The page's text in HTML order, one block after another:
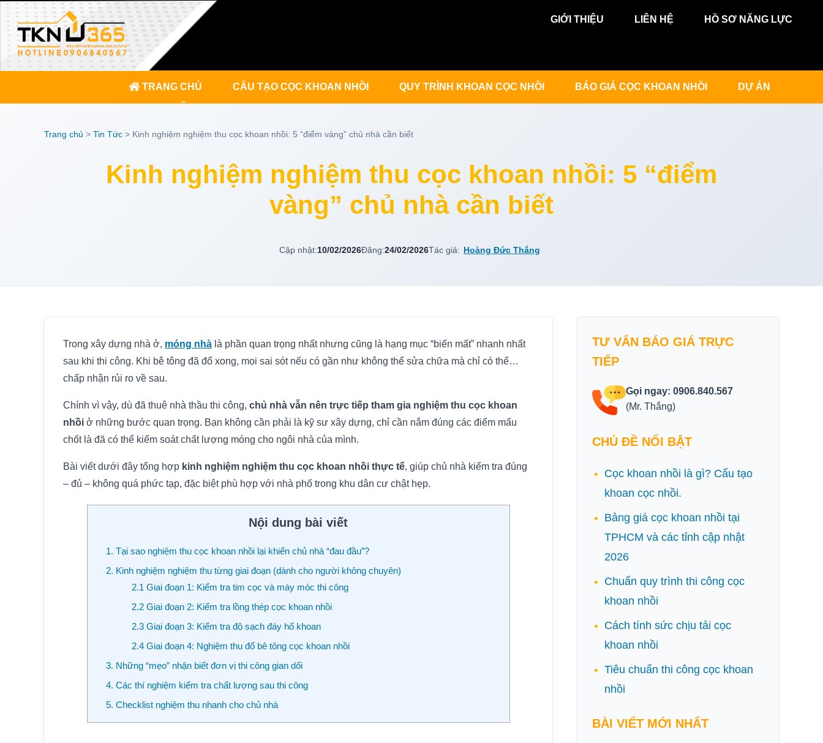
GIỚI THIỆU LIÊN HỆ HỒ SƠ NĂNG LỰC
TRANG CHỦ CẤU TẠO CỌC KHOAN NHỒI QUY TRÌNH KHOAN CỌC NHỒI BÁO GIÁ CỌC KHOAN NHỒI
DỰ ÁN
Trang chủ > Tin Tức > Kinh nghiệm nghiệm thu cọc khoan nhồi: 5 “điểm vàng” chủ nhà cần biết
Kinh nghiệm nghiệm thu cọc khoan nhồi: 5 “điểm
vàng” chủ nhà cần biết
Cập nhật:10/02/2026Đăng:24/02/2026Tác giả: Hoàng Đức Thắng
Trong xây dựng nhà ở, móng nhà là phần quan trọng nhất nhưng cũng là hạng mục “biến mất” nhanh nhất
sau khi thi công. Khi bê tông đã đổ xong, mọi sai sót nếu có gần như không thể sửa chữa mà chỉ có thể…
chấp nhận rủi ro về sau.
Chính vì vậy, dù đã thuê nhà thầu thi công, chủ nhà vẫn nên trực tiếp tham gia nghiệm thu cọc khoan
nhồi ở những bước quan trọng. Bạn không cần phải là kỹ sư xây dựng, chỉ cần nắm đúng các điểm mấu
chốt là đã có thể kiểm soát chất lượng móng cho ngôi nhà của mình.
Bài viết dưới đây tổng hợp kinh nghiệm nghiệm thu cọc khoan nhồi thực tế, giúp chủ nhà kiểm tra đúng
– đủ – không quá phức tạp, đặc biệt phù hợp với nhà phố trong khu dân cư chật hẹp.
Nội dung bài viết
1. Tại sao nghiệm thu cọc khoan nhồi lại khiến chủ nhà “đau đầu”?
2. Kinh nghiệm nghiệm thu từng giai đoạn (dành cho người không chuyên)
2.1 Giai đoạn 1: Kiểm tra tim cọc và máy móc thi công
2.2 Giai đoạn 2: Kiểm tra lồng thép cọc khoan nhồi
2.3 Giai đoạn 3: Kiểm tra độ sạch đáy hố khoan
2.4 Giai đoạn 4: Nghiệm thu đổ bê tông cọc khoan nhồi
3. Những “mẹo” nhận biết đơn vị thi công gian dối
4. Các thí nghiệm kiểm tra chất lượng sau thi công
5. Checklist nghiệm thu nhanh cho chủ nhà
TƯ VẤN BÁO GIÁ TRỰC
TIẾP
Gọi ngay: 0906.840.567
(Mr. Thắng)
CHỦ ĐỀ NỔI BẬT
Cọc khoan nhồi là gì? Cấu tạo
khoan cọc nhồi.
Bảng giá cọc khoan nhồi tại
TPHCM và các tỉnh cập nhật
2026
Chuẩn quy trình thi công cọc
khoan nhồi
Cách tính sức chịu tải cọc
khoan nhồi
Tiêu chuẩn thi công cọc khoan
nhồi
BÀI VIẾT MỚI NHẤT